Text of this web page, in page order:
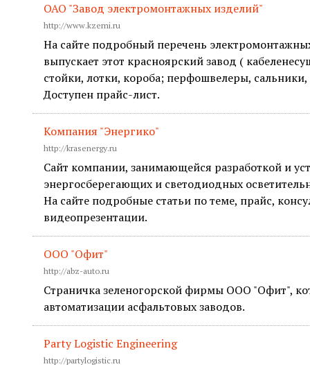
ОАО "Завод электромонтажных изделий"
http://www.kzemi.ru
На сайте подробный перечень
выпускает этот красноярский завод (
стойки, лотки, короба; перфошвелеры,
Доступен прайс-лист.
Компания "Энергико"
http://krasenergy.ru
Сайт компании, занимающейся разработкой и
энергосберегающих и светодиодных
На сайте подробные статьи по теме, прайс,
видеопрезентации.
ООО "Офит"
http://abz-auto.ru
Страничка зеленогорской фирмы ООО "Офит",
автоматизации асфальтовых заводов.
Party Logistic Engineering
http://partylogistic.ru